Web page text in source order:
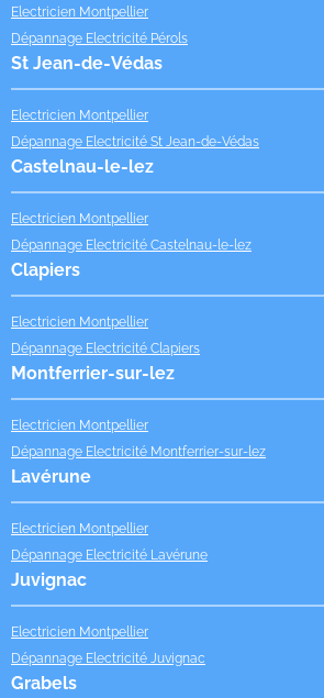
Electricien Montpellier
Dépannage Electricité Pérols
St Jean-de-Védas
Electricien Montpellier
Dépannage Electricité St Jean-de-Védas
Castelnau-le-lez
Electricien Montpellier
Dépannage Electricité Castelnau-le-lez
Clapiers
Electricien Montpellier
Dépannage Electricité Clapiers
Montferrier-sur-lez
Electricien Montpellier
Dépannage Electricité Montferrier-sur-lez
Lavérune
Electricien Montpellier
Dépannage Electricité Lavérune
Juvignac
Electricien Montpellier
Dépannage Electricité Juvignac
Grabels